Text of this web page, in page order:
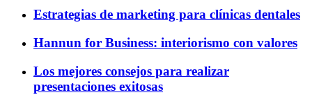
Estrategias de marketing para clínicas dentales
Hannun for Business: interiorismo con valores
Los mejores consejos para realizar
presentaciones exitosas